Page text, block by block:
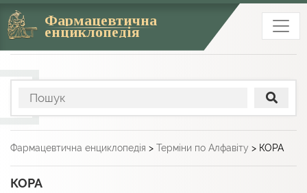
Фармацевтична
енциклопедія
Фармацевтична енциклопедія > Терміни по Алфавіту > КОРА
КОРА